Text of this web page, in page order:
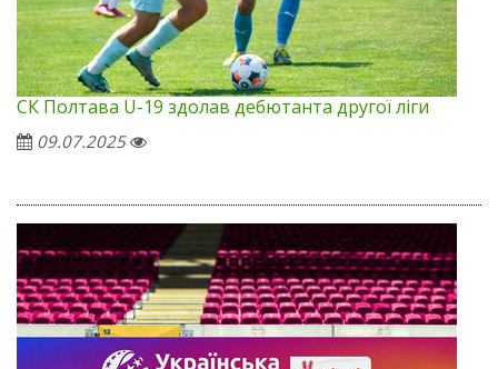
СК Полтава U-19 здолав дебютанта другої ліги
09.07.2025